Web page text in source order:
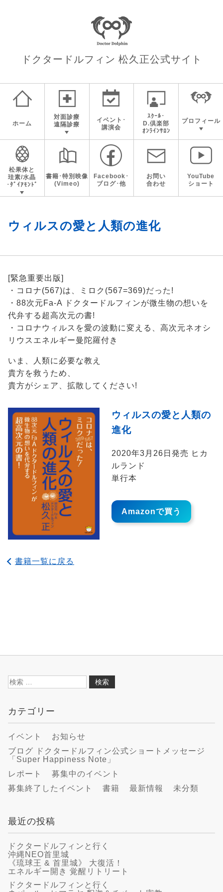
ドクタードルフィン 松久正公式サイト
ホーム
対面診療
遠隔診療
イベント･
講演会
ｽｸｰﾙ･
D.倶楽部
ｵﾝﾗｲﾝｻﾛﾝ
プロフィール
松果体と
珪素/水晶
･ﾀﾞｲｱﾓﾝﾄﾞ
書籍･特別映像
(Vimeo)
Facebook･
ブログ･他
お問い
合わせ
YouTube
ショート
ウィルスの愛と人類の進化
[緊急重要出版]
・コロナ(567)は、ミロク(567=369)だった!
・88次元Fa-A ドクタードルフィンが微生物の想いを
代弁する超高次元の書!
・コロナウィルスを愛の波動に変える、高次元ネオシ
リウスエネルギー曼陀羅付き
いま、人類に必要な教え
貴方を救うため、
貴方がシェア、拡散してください!
書籍一覧に戻る
ウィルスの愛と人類の
進化
2020年3月26日発売 ヒカ
ルランド
単行本
Amazonで買う
検
カテゴリー
イベント
お知らせ
ブログ ドクタードルフィン公式ショートメッセージ
「Super Happiness Note」
レポート
募集中のイベント
募集終了したイベント
書籍 最新情報 未分類
最近の投稿
ドクタードルフィンと行く
沖縄NEO首里城
《琉球王 & 首里城》 大復活！
エネルギー開き 覚醒リトリート
ドクタードルフィンと行く